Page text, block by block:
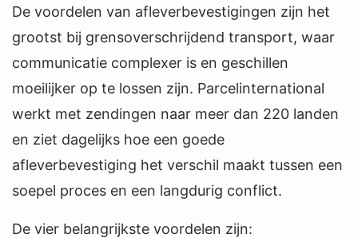
De voordelen van afleverbevestigingen zijn het
grootst bij grensoverschrijdend transport, waar
communicatie complexer is en geschillen
moeilijker op te lossen zijn. Parcelinternational
werkt met zendingen naar meer dan 220 landen
en ziet dagelijks hoe een goede
afleverbevestiging het verschil maakt tussen een
soepel proces en een langdurig conflict.
De vier belangrijkste voordelen zijn: